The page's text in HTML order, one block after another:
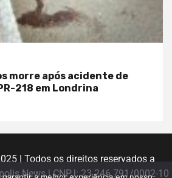
morre após acidente de
218 em Londrina
| Todos os direitos reservados a
News | CNPJ: 23.246.791/0002-10